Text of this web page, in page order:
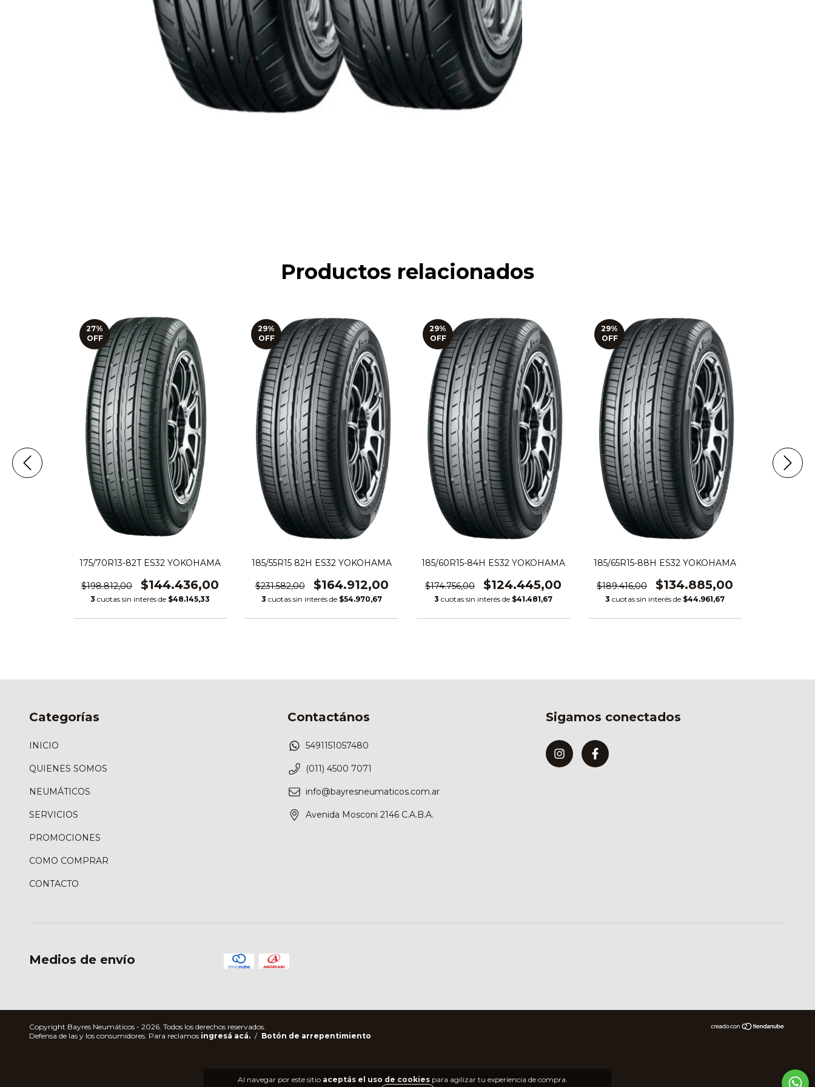
Al navegar por este sitio aceptás el uso de cookies para agilizar tu experiencia de compra.
Productos relacionados
27%
OFF
175/70R13-82T ES32 YOKOHAMA
$198.812,00 $144.436,00
3 cuotas sin interés de $48.145,33
29%
OFF
185/55R15 82H ES32 YOKOHAMA
$231.582,00 $164.912,00
3 cuotas sin interés de $54.970,67
29%
OFF
185/60R15-84H ES32 YOKOHAMA
$174.756,00 $124.445,00
3 cuotas sin interés de $41.481,67
29%
OFF
185/65R15-88H ES32 YOKOHAMA
$189.416,00 $134.885,00
3 cuotas sin interés de $44.961,67
Categorías
INICIO
QUIENES SOMOS
NEUMÁTICOS
SERVICIOS
PROMOCIONES
COMO COMPRAR
CONTACTO
Contactános
5491151057480
(011) 4500 7071
info@bayresneumaticos.com.ar
Avenida Mosconi 2146 C.A.B.A.
Sigamos conectados
Medios de envío
Copyright Bayres Neumáticos - 2026. Todos los derechos reservados.
Defensa de las y los consumidores. Para reclamos ingresá acá. / Botón de arrepentimiento